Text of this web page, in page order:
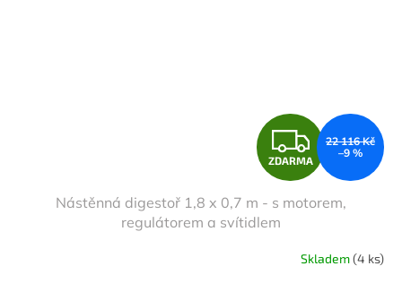
Z
D
A
R
ZDARMA
22 116 Kč
–9 %
Nástěnná digestoř 1,8 x 0,7 m - s motorem,
regulátorem a svítidlem
Skladem(4 ks)